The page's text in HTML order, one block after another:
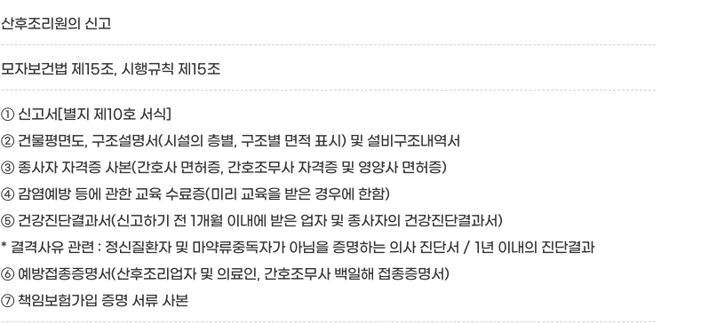
산후조리원의 신고
모자보건법 제15조, 시행규칙 제15조
① 신고서[별지 제10호 서식]
② 건물평면도, 구조설명서(시설의 층별, 구조별 면적 표시) 및 설비구조내역서
③ 종사자 자격증 사본(간호사 면허증, 간호조무사 자격증 및 영양사 면허증)
④ 감염예방 등에 관한 교육 수료증(미리 교육을 받은 경우에 한함)
⑤ 건강진단결과서(신고하기 전 1개월 이내에 받은 업자 및 종사자의 건강진단결과서)
* 결격사유 관련 : 정신질환자 및 마약류중독자가 아님을 증명하는 의사 진단서 / 1년 이내의 진단결과
⑥ 예방접종증명서(산후조리업자 및 의료인, 간호조무사 백일해 접종증명서)
⑦ 책임보험가입 증명 서류 사본